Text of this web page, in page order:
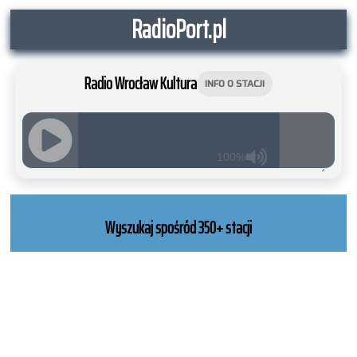
RadioPort.pl
Radio Wrocław Kultura INFO O STACJI
100%
RADIO
WORDPRESS
Wyszukaj spośród 350+ stacji